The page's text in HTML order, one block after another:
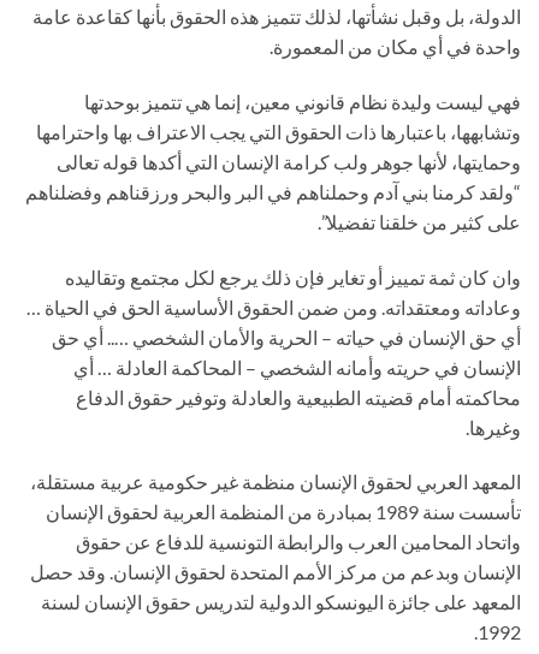
الدولة، بل وقبل نشأتها، لذلك تتميز هذه الحقوق بأنها كقاعدة عامة
واحدة في أي مكان من المعمورة.
فهي ليست وليدة نظام قانوني معين، إنما هي تتميز بوحدتها
وتشابهها، باعتبارها ذات الحقوق التي يجب الاعتراف بها واحترامها
وحمايتها، لأنها جوهر ولب كرامة الإنسان التي أكدها قوله تعالى
“ولقد كرمنا بني آدم وحملناهم في البر والبحر ورزقناهم وفضلناهم
على كثير من خلقنا تفضيلا”.
وان كان ثمة تمييز أو تغاير فإن ذلك يرجع لكل مجتمع وتقاليده
وعاداته ومعتقداته. ومن ضمن الحقوق الأساسية الحق في الحياة …
أي حق الإنسان في حياته – الحرية والأمان الشخصي ….. أي حق
الإنسان في حريته وأمانه الشخصي – المحاكمة العادلة … أي
محاكمته أمام قضيته الطبيعية والعادلة وتوفير حقوق الدفاع
وغيرها.
المعهد العربي لحقوق الإنسان منظمة غير حكومية عربية مستقلة،
تأسست سنة 1989 بمبادرة من المنظمة العربية لحقوق الإنسان
واتحاد المحامين العرب والرابطة التونسية للدفاع عن حقوق
الإنسان وبدعم من مركز الأمم المتحدة لحقوق الإنسان. وقد حصل
المعهد على جائزة اليونسكو الدولية لتدريس حقوق الإنسان لسنة
1992.